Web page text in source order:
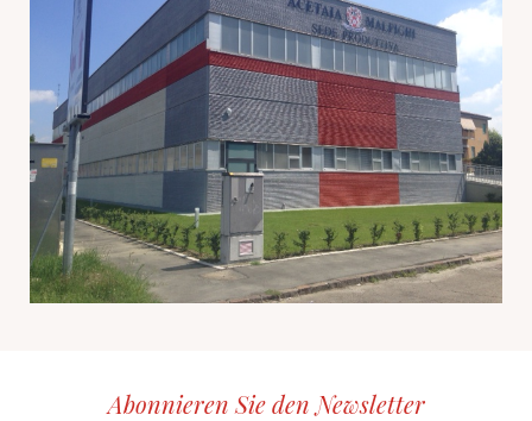
Abonnieren Sie den Newsletter